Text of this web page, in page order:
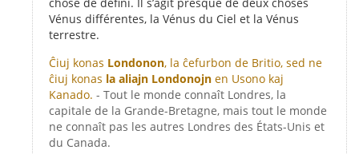
Vénus différentes, la Vénus du Ciel et la Vénus
terrestre.
Ĉiuj konas Londonon, la ĉefurbon de Britio, sed ne
ĉiuj konas la aliajn Londonojn en Usono kaj
Kanado. - Tout le monde connaît Londres, la
capitale de la Grande-Bretagne, mais tout le monde
ne connaît pas les autres Londres des États-Unis et
du Canada.